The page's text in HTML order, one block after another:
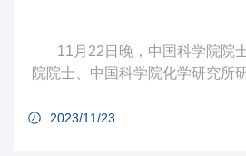
院院士、中国科学院化学研究所
玉泉路校区礼堂为广大师生带来
2023/11/23